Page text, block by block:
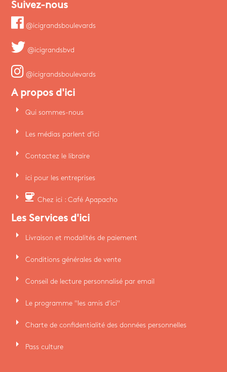
Suivez-nous
@icigrandsboulevards
@icigrandsbvd
@icigrandsboulevards
A propos d'ici
arrow_right Qui sommes-nous
arrow_right Les médias parlent d'ici
arrow_right Contactez le libraire
arrow_right ici pour les entreprises
arrow_right coffee Chez ici : Café Apapacho
Les Services d'ici
arrow_right Livraison et modalités de paiement
arrow_right Conditions générales de vente
arrow_right Conseil de lecture personnalisé par email
arrow_right Le programme "les amis d'ici"
arrow_right Charte de confidentialité des données personnelles
arrow_right Pass culture